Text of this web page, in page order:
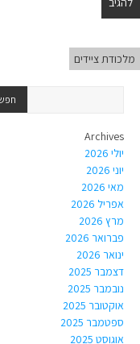
מלכודת ציידים
Archives
יולי 2026
יוני 2026
מאי 2026
אפריל 2026
מרץ 2026
פברואר 2026
ינואר 2026
דצמבר 2025
נובמבר 2025
אוקטובר 2025
ספטמבר 2025
אוגוסט 2025